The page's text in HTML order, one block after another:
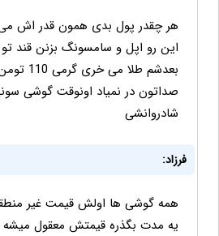
هر چقدر پول بدی همون قدر اش می
این رو اپل و سامسونگ بزنن قند
شادروانشی
فرزاد:
همه گوشی ها اولش قیمت غیر
یه مدت بگذره قیمتش معقول میشه